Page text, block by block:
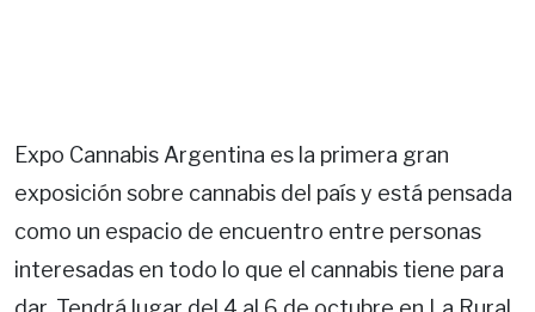
Expo Cannabis Argentina es la primera gran
exposición sobre cannabis del país y está pensada
como un espacio de encuentro entre personas
interesadas en todo lo que el cannabis tiene para